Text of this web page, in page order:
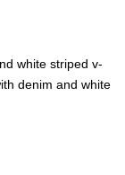
white striped v-
denim and white